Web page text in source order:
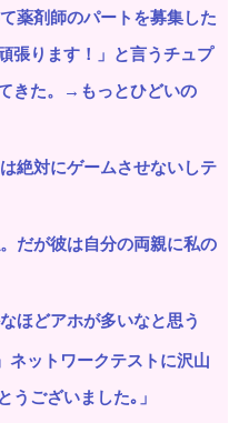
薬剤師のパートを募集した
張ります！」と言うチュプ
きた。→もっとひどいの
絶対にゲームさせないしテ
だが彼は自分の両親に私の
ほどアホが多いなと思う
ットワークテストに沢山
うございました｡」